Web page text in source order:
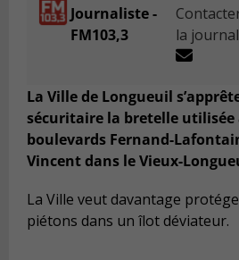
Journaliste -
FM103,3
la
La Ville de Longueuil
sécuritaire la bretelle utilisée
boulevards Fernand-
Vincent dans le Vieux-
La Ville veut davantage
piétons dans un îlot déviateur.